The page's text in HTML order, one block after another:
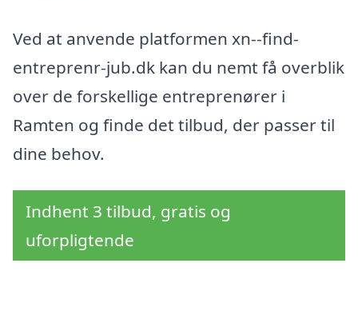
Ved at anvende platformen xn--find-
entreprenr-jub.dk kan du nemt få overblik
over de forskellige entreprenører i
Ramten og finde det tilbud, der passer til
dine behov.
Indhent 3 tilbud, gratis og
uforpligtende